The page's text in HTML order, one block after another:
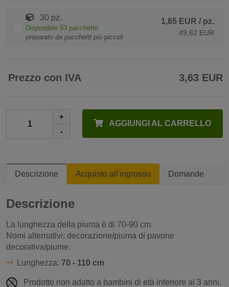
30 pz.
Disponibile 53 pacchetto
preparato da pacchetti più piccoli
1,65 EUR / pz.
49,62 EUR
Prezzo con IVA 3,63 EUR
+
-
AGGIUNGI AL CARRELLO
Descrizione Acquisto all'ingrosso Domande
Descrizione
La lunghezza della piuma è di 70-90 cm.
Nomi alternativi: decorazione/piuma di pavone
decorativa/piume.
Lunghezza: 70 - 110 cm
Prodotto non adatto a bambini di età inferiore ai 3 anni.